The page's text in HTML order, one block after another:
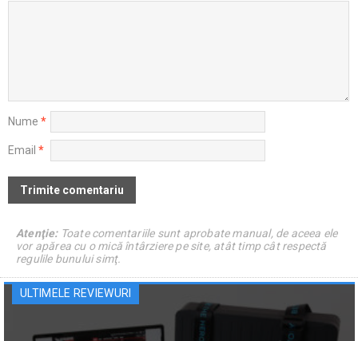
Nume *
Email *
Atenţie:Toate comentariile sunt aprobate manual, de aceea ele
vor apărea cu o mică întârziere pe site, atât timp cât respectă
regulile bunului simţ.
ULTIMELE REVIEWURI